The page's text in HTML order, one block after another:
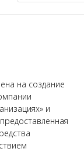
на создание
и